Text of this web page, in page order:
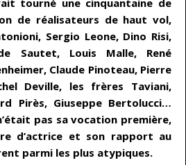
tourné une cinquantaine de
de réalisateurs de haut vol,
Sergio Leone, Dino Risi,
Sautet, Louis Malle, René
Claude Pinoteau, Pierre
Deville, les frères Taviani,
Pirès, Giuseppe Bertolucci…
pas sa vocation première,
d’actrice et son rapport au
parmi les plus atypiques.